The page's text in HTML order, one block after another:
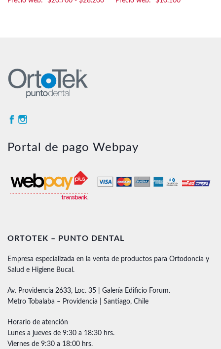
Portal de pago Webpay
ORTOTEK – PUNTO DENTAL
Empresa especializada en la venta de productos para Ortodoncia y
Salud e Higiene Bucal.
Av. Providencia 2633, Loc. 35 | Galería Edificio Forum.
Metro Tobalaba – Providencia | Santiago, Chile
Horario de atención
Lunes a jueves de 9:30 a 18:30 hrs.
Viernes de 9:30 a 18:00 hrs.